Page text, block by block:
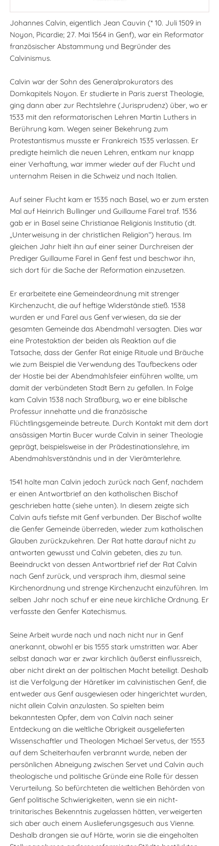
Johannes Calvin, eigentlich Jean Cauvin (* 10. Juli 1509 in
Noyon, Picardie; 27. Mai 1564 in Genf), war ein Reformator
französischer Abstammung und Begründer des
Calvinismus.
Calvin war der Sohn des Generalprokurators des
Domkapitels Noyon. Er studierte in Paris zuerst Theologie,
ging dann aber zur Rechtslehre (Jurisprudenz) über, wo er
1533 mit den reformatorischen Lehren Martin Luthers in
Berührung kam. Wegen seiner Bekehrung zum
Protestantismus musste er Frankreich 1535 verlassen. Er
predigte heimlich die neuen Lehren, entkam nur knapp
einer Verhaftung, war immer wieder auf der Flucht und
unternahm Reisen in die Schweiz und nach Italien.
Auf seiner Flucht kam er 1535 nach Basel, wo er zum ersten
Mal auf Heinrich Bullinger und Guillaume Farel traf. 1536
gab er in Basel seine Christianae Religionis Institutio (dt.
„Unterweisung in der christlichen Religion“) heraus. Im
gleichen Jahr hielt ihn auf einer seiner Durchreisen der
Prediger Guillaume Farel in Genf fest und beschwor ihn,
sich dort für die Sache der Reformation einzusetzen.
Er erarbeitete eine Gemeindeordnung mit strenger
Kirchenzucht, die auf heftige Widerstände stieß. 1538
wurden er und Farel aus Genf verwiesen, da sie der
gesamten Gemeinde das Abendmahl versagten. Dies war
eine Protestaktion der beiden als Reaktion auf die
Tatsache, dass der Genfer Rat einige Rituale und Bräuche
wie zum Beispiel die Verwendung des Taufbeckens oder
der Hostie bei der Abendmahlsfeier einführen wollte, um
damit der verbündeten Stadt Bern zu gefallen. In Folge
kam Calvin 1538 nach Straßburg, wo er eine biblische
Professur innehatte und die französische
Flüchtlingsgemeinde betreute. Durch Kontakt mit dem dort
ansässigen Martin Bucer wurde Calvin in seiner Theologie
geprägt, beispielsweise in der Prädestinationslehre, im
Abendmahlsverständnis und in der Vierämterlehre.
1541 holte man Calvin jedoch zurück nach Genf, nachdem
er einen Antwortbrief an den katholischen Bischof
geschrieben hatte (siehe unten). In diesem zeigte sich
Calvin aufs tiefste mit Genf verbunden. Der Bischof wollte
die Genfer Gemeinde überreden, wieder zum katholischen
Glauben zurückzukehren. Der Rat hatte darauf nicht zu
antworten gewusst und Calvin gebeten, dies zu tun.
Beeindruckt von dessen Antwortbrief rief der Rat Calvin
nach Genf zurück, und versprach ihm, diesmal seine
Kirchenordnung und strenge Kirchenzucht einzuführen. Im
selben Jahr noch schuf er eine neue kirchliche Ordnung. Er
verfasste den Genfer Katechismus.
Seine Arbeit wurde nach und nach nicht nur in Genf
anerkannt, obwohl er bis 1555 stark umstritten war. Aber
selbst danach war er zwar kirchlich äußerst einflussreich,
aber nicht direkt an der politischen Macht beteiligt. Deshalb
ist die Verfolgung der Häretiker im calvinistischen Genf, die
entweder aus Genf ausgewiesen oder hingerichtet wurden,
nicht allein Calvin anzulasten. So spielten beim
bekanntesten Opfer, dem von Calvin nach seiner
Entdeckung an die weltliche Obrigkeit ausgelieferten
Wissenschaftler und Theologen Michael Servetus, der 1553
auf dem Scheiterhaufen verbrannt wurde, neben der
persönlichen Abneigung zwischen Servet und Calvin auch
theologische und politische Gründe eine Rolle für dessen
Verurteilung. So befürchteten die weltlichen Behörden von
Genf politische Schwierigkeiten, wenn sie ein nicht-
trinitarisches Bekenntnis zugelassen hätten, verweigerten
sich aber auch einem Auslieferungsgesuch aus Vienne.
Deshalb drangen sie auf Härte, worin sie die eingeholten